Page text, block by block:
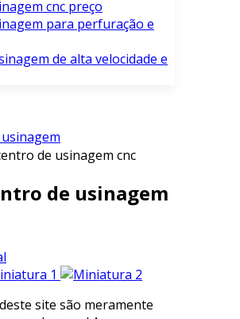
cnc preço
para perfuração e
de alta velocidade e
de usinagem cnc
de usinagem
site são meramente